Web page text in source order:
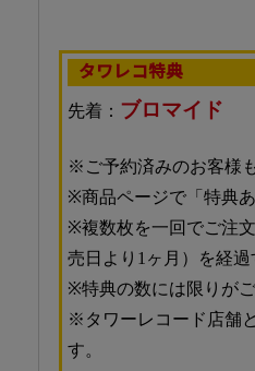
タワレコ特典
先着： ブロマイド
※ご予約済みのお客様
※商品ページで「特典
※複数枚を一回でご注
売日より1ヶ月）を経
※特典の数には限りが
※タワーレコード店舗
す。